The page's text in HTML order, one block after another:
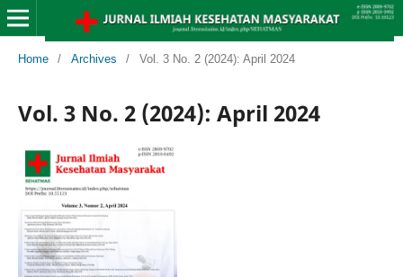
Home / Archives / Vol. 3 No. 2 (2024): April 2024
Vol. 3 No. 2 (2024): April 2024